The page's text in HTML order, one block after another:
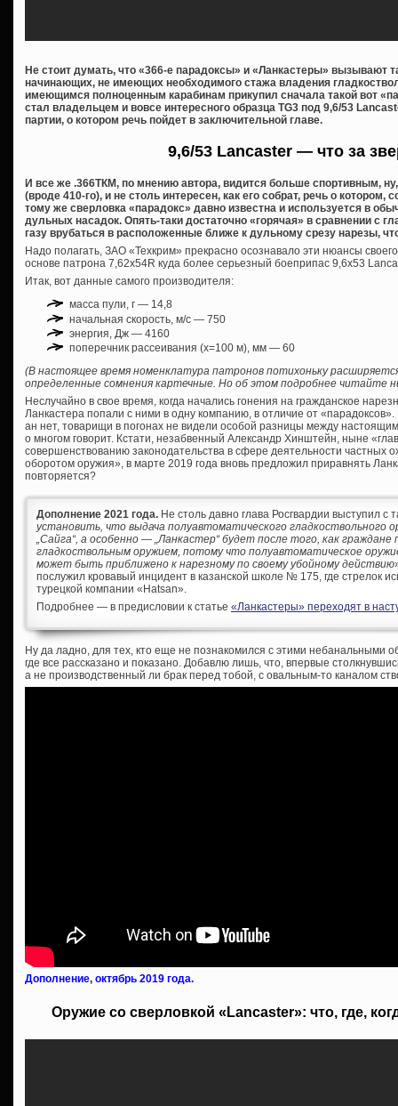
Не стоит думать, что «366-е парадоксы» и «Ланкастеры» вызывают
начинающих, не имеющих необходимого стажа владения
имеющимся полноценным карабинам прикупил сначала такой вот
стал владельцем и вовсе интересного образца TG3 под 9,6/53
партии, о котором речь пойдет в заключительной главе.
9,6/53 Lancaster — что за
И все же .366ТКМ, по мнению автора, видится больше спортивным,
(вроде 410-го), и не столь интересен, как его собрат, речь о котором,
тому же сверловка «парадокс» давно известна и используется в
дульных насадок. Опять-таки достаточно «горячая» в сравнении с
газу врубаться в расположенные ближе к дульному срезу нарезы,
Надо полагать, ЗАО «Техкрим» прекрасно осознавало эти нюансы
основе патрона 7,62х54R куда более серьезный боеприпас 9,6х53
Итак, вот данные самого производителя:
масса пули, г — 14,8
начальная скорость, м/с — 750
энергия, Дж — 4160
поперечник рассеивания (х=100 м), мм — 60
(В настоящее время номенклатура патронов потихоньку
определенные сомнения картечные. Но об этом подробнее читайте
Неслучайно в свое время, когда начались гонения на гражданское
Ланкастера попали с ними в одну компанию, в отличие от
ан нет, товарищи в погонах не видели особой разницы между
о многом говорит. Кстати, незабвенный Александр Хинштейн, ныне
совершенствованию законодательства в сфере деятельности частных
оборотом оружия», в марте 2019 года вновь предложил приравнять
повторяется?
Дополнение 2021 года. Не столь давно глава Росгвардии выступил с
установить, что выдача полуавтоматического гладкоствольного
„Сайга“, а особенно — „Ланкастер“ будет после того, как
гладкоствольным оружием, потому что полуавтоматическое
может быть приближено к нарезному по своему убойному действию
послужил кровавый инцидент в казанской школе № 175, где стрелок
турецкой компании «Hatsan».
Подробнее — в предисловии к статье «Ланкастеры» переходят в
Ну да ладно, для тех, кто еще не познакомился с этими небанальными
где все рассказано и показано. Добавлю лишь, что, впервые
а не производственный ли брак перед тобой, с овальным-то каналом
Дополнение, октябрь 2019 года.
Оружие со сверловкой «Lancaster»: что, где,